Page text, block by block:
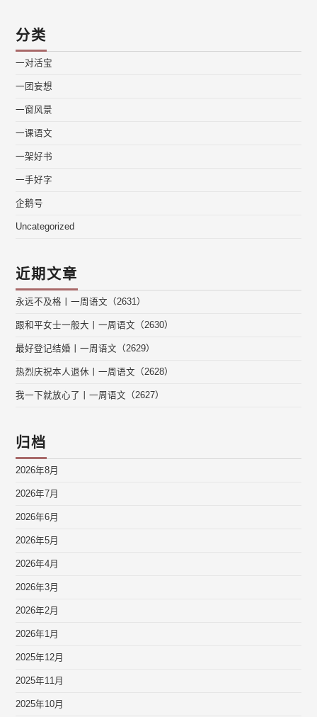
分类
一对活宝
一团妄想
一窗风景
一课语文
一架好书
一手好字
企鹅号
Uncategorized
近期文章
永远不及格丨一周语文（2631）
跟和平女士一般大丨一周语文（2630）
最好登记结婚丨一周语文（2629）
热烈庆祝本人退休丨一周语文（2628）
我一下就放心了丨一周语文（2627）
归档
2026年8月
2026年7月
2026年6月
2026年5月
2026年4月
2026年3月
2026年2月
2026年1月
2025年12月
2025年11月
2025年10月